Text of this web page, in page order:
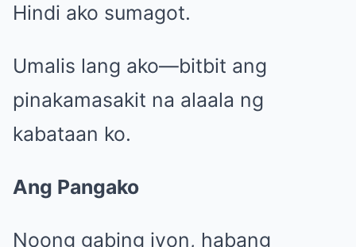
Hindi ako sumagot.
Umalis lang ako—bitbit ang
pinakamasakit na alaala ng
kabataan ko.
Ang Pangako
Noong gabing iyon, habang